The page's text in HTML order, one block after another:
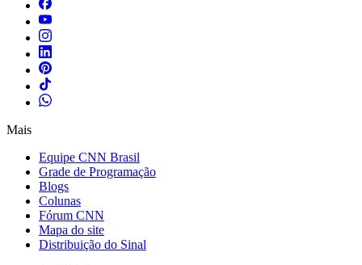
Mais
Equipe CNN Brasil
Grade de Programação
Blogs
Colunas
Fórum CNN
Mapa do site
Distribuição do Sinal